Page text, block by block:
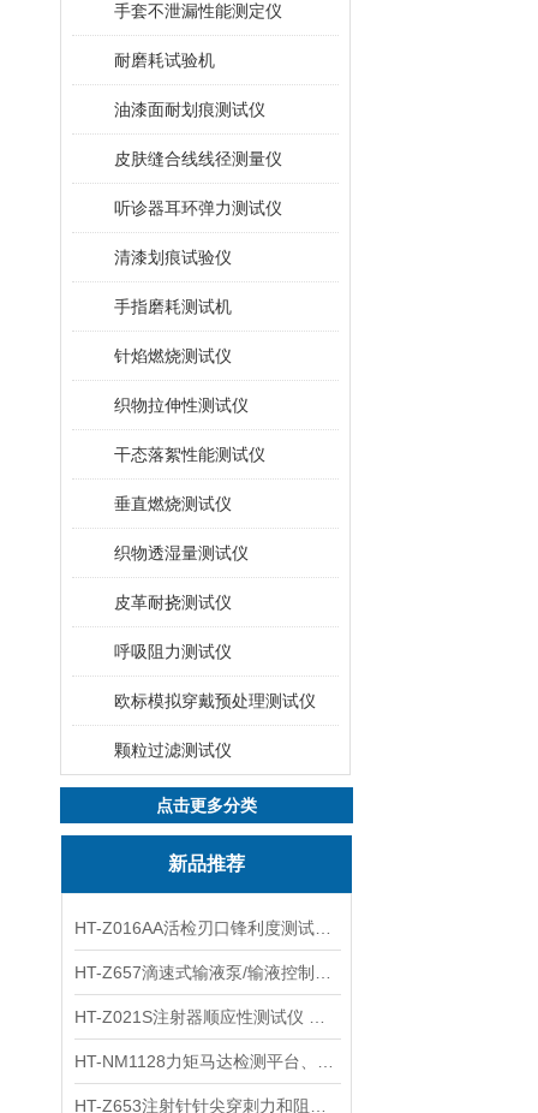
手套不泄漏性能测定仪
耐磨耗试验机
油漆面耐划痕测试仪
皮肤缝合线线径测量仪
听诊器耳环弹力测试仪
清漆划痕试验仪
手指磨耗测试机
针焰燃烧测试仪
织物拉伸性测试仪
干态落絮性能测试仪
垂直燃烧测试仪
织物透湿量测试仪
皮革耐挠测试仪
呼吸阻力测试仪
欧标模拟穿戴预处理测试仪
颗粒过滤测试仪
点击更多分类
新品推荐